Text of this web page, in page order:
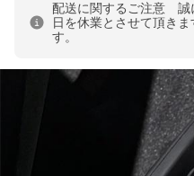
配送に関するご注意 誠
日を休業とさせて頂き
す。